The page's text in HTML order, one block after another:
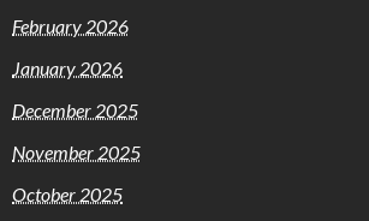
February 2026
January 2026
December 2025
November 2025
October 2025